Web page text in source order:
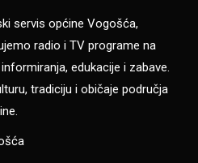
servis općine Vogošća,
radio i TV programe na
edukacije i zabave.
tradiciju i običaje područja